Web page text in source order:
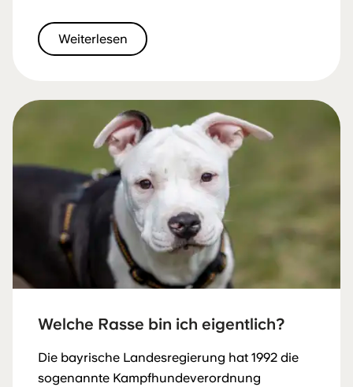
Weiterlesen
Welche Rasse bin ich eigentlich?
Die bayrische Landesregierung hat 1992 die
sogenannte Kampfhundeverordnung